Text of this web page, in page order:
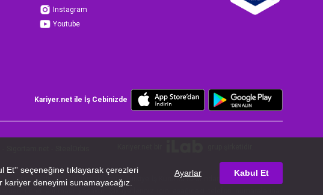
Instagram
Youtube
Kariyer.net ile İş Cebinizde
faaliyette bulunmak üzere, Türkiye İş Kurumu tarafından 26/07/2024 tarih
ücret alınması yasaktır. Şikayetleriniz için aşağıdaki telefon numaralarına